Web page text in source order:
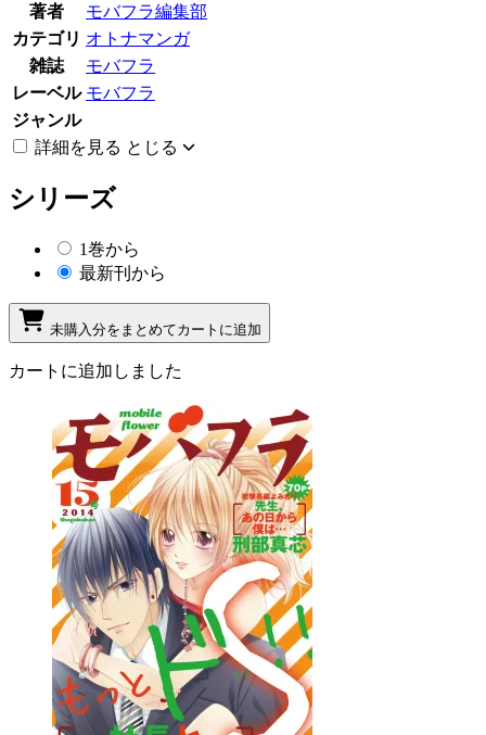
著者
モバフラ編集部
カテゴリ オトナマンガ
雑誌
モバフラ
レーベル モバフラ
ジャンル
詳細を見る とじる
シリーズ
1巻から
最新刊から
未購入分をまとめてカートに追加
カートに追加しました